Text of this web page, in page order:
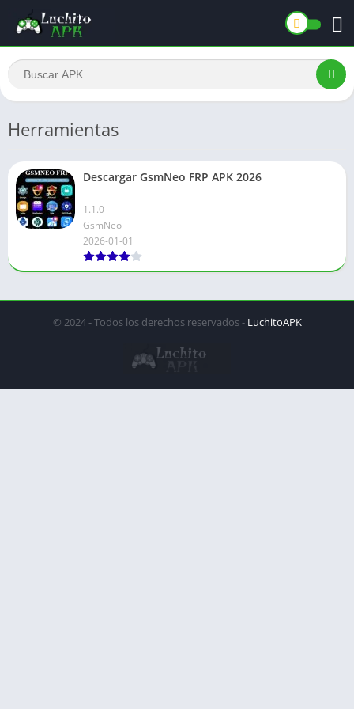
Herramientas
Descargar GsmNeo FRP APK 2026
1.1.0
GsmNeo
2026-01-01
© 2024 - Todos los derechos reservados - LuchitoAPK